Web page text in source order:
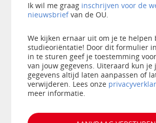
Ik wil me graag inschrijven voor de
nieuwsbriefvan de OU.
We kijken ernaar uit om je te helpen
studieoriëntatie! Door dit formulier
in te sturen geef je toestemming
van jouw gegevens. Uiteraard kun je
gegevens altijd laten aanpassen of
verwijderen. Lees onze
meer informatie.